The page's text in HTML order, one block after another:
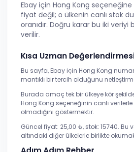
Ebay için Hong Kong
fiyat değil; o ülkenin canlı stok
oranıdır. Doğru karar bu iki veriyi
verilir.
Kısa Uzman
Bu sayfa, Ebay için Hong Kong
mantıklı bir tercih olduğunu
Burada amaç tek bir ülkeye kör
Hong Kong seçeneğinin canlı
olmadığını göstermektir.
Güncel fiyat: 25,00 ₺, stok: 15740. Bu
altındaki diğer ülkelerle birlikte